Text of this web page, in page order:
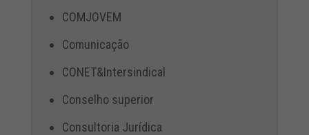
COMJOVEM
Comunicação
CONET&Intersindical
Conselho superior
Consultoria Jurídica